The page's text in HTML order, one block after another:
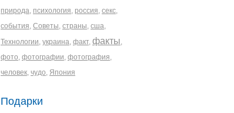
природа, психология, россия, секс,
события, Советы, страны, сша,
Технологии, украина, факт, факты,
фото, фотографии, фотография,
человек, чудо, Япония
Подарки